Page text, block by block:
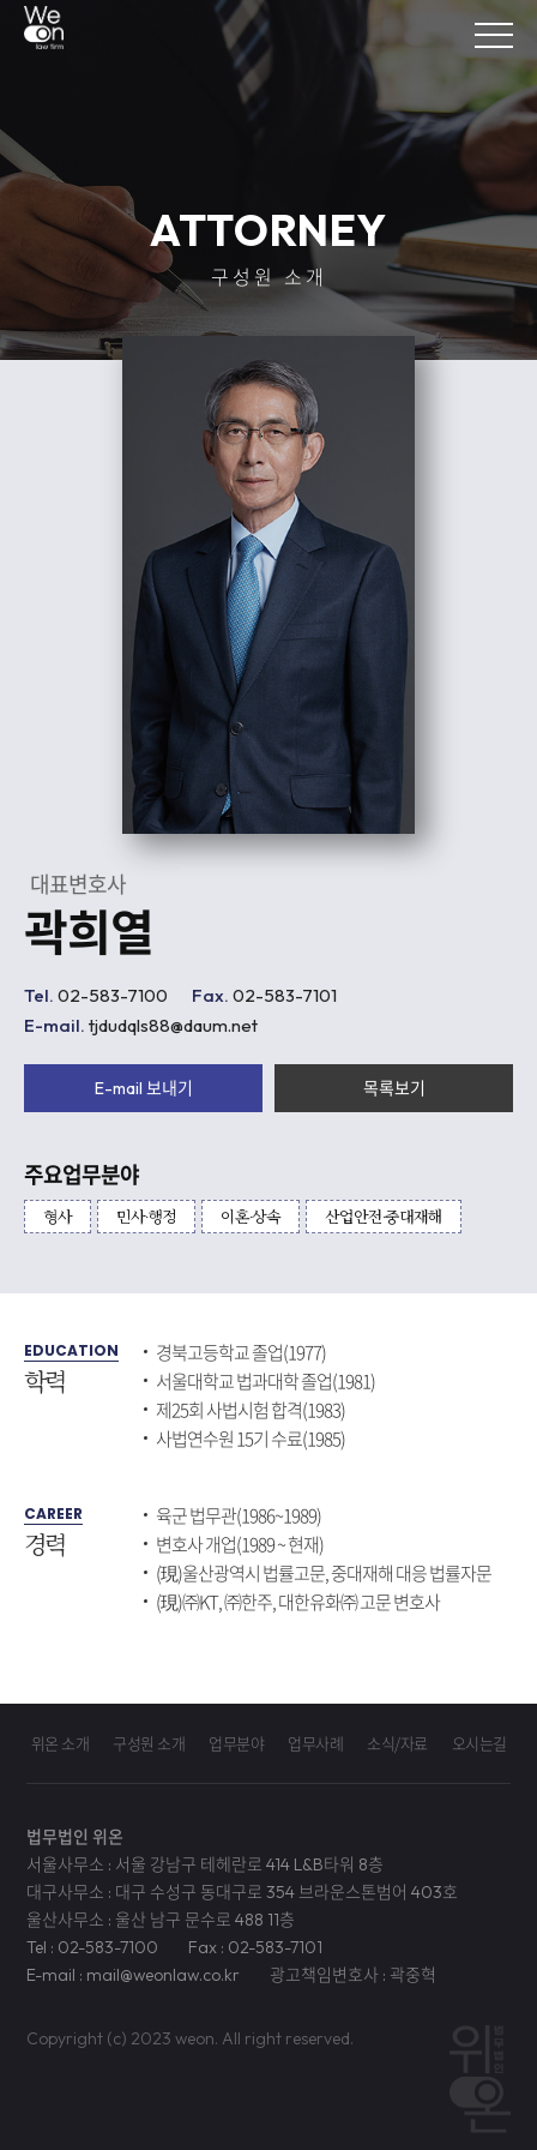
ATTORNEY
구성원 소개
대표변호사
곽희열
Tel. 02-583-7100 Fax. 02-583-7101
E-mail. tjdudqls88@daum.net
E-mail 보내기 목록보기
주요업무분야
형사 민사∙행정 이혼∙상속 산업안전∙중대재해
EDUCATION
학력
경북고등학교 졸업(1977)
서울대학교 법과대학 졸업(1981)
제25회 사법시험 합격(1983)
사법연수원 15기 수료(1985)
CAREER
경력
육군 법무관(1986~1989)
변호사 개업(1989 ~ 현재)
(現)울산광역시 법률고문, 중대재해 대응 법률자문
(現)㈜KT, ㈜한주, 대한유화㈜ 고문 변호사
위온 소개 구성원 소개 업무분야 업무사례 소식/자료 오시는길
법무법인 위온
서울사무소 : 서울 강남구 테헤란로 414 L&B타워 8층
대구사무소 : 대구 수성구 동대구로 354 브라운스톤범어 403호
울산사무소 : 울산 남구 문수로 488 11층
Tel : 02-583-7100
Fax : 02-583-7101
E-mail : mail@weonlaw.co.kr
광고책임변호사 : 곽중혁
Copyright (c) 2023 weon. All right reserved.